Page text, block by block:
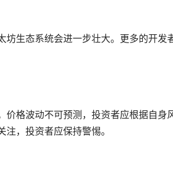
坊生态系统会进一步壮大。更多的开发
价格波动不可预测，投资者应根据自身
，投资者应保持警惕。